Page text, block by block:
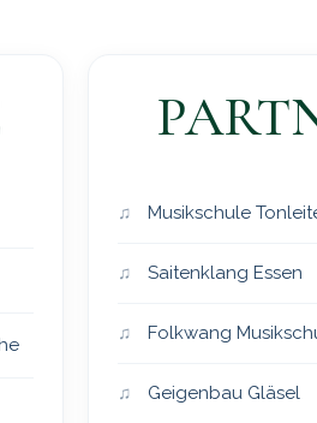
Musikschule
Saitenklang Essen
Folkwang
Geigenbau Gläsel